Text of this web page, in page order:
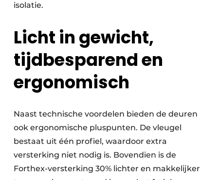
isolatie.
Licht in gewicht,
tijdbesparend en
ergonomisch
Naast technische voordelen bieden de deuren
ook ergonomische pluspunten. De vleugel
bestaat uit één profiel, waardoor extra
versterking niet nodig is. Bovendien is de
Forthex-versterking 30% lichter en makkelijker